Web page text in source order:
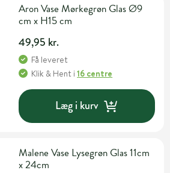
Aron Vase Mørkegrøn Glas Ø9
cm x H15 cm
49,95 kr.
Få leveret
Klik & Hent i16 centre
Læg i kurv
Malene Vase Lysegrøn Glas 11cm
x 24cm